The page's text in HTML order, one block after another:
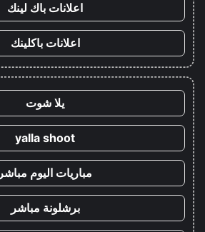
اعلانات باك لينك
اعلانات باكلينك
يلا شوت
yalla shoot
مباريات اليوم مباشر
برشلونة مباشر